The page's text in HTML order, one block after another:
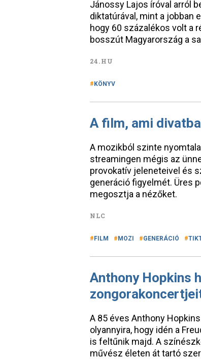
Jánossy Lajos íróval arról
diktatúrával, mint a jobban
hogy 60 százalékos volt a
bosszút Magyarország a
24.HU
KÖNYV
A film, ami
A mozikból szinte
streamingen mégis az
provokatív jeleneteivel és
generáció figyelmét. Üres
megosztja a nézőket.
NLC
FILM MOZI GENERÁCIÓ
Anthony Hopkins
A 85 éves Anthony
olyannyira, hogy idén a
is feltűnik majd. A
művész életen át tartó